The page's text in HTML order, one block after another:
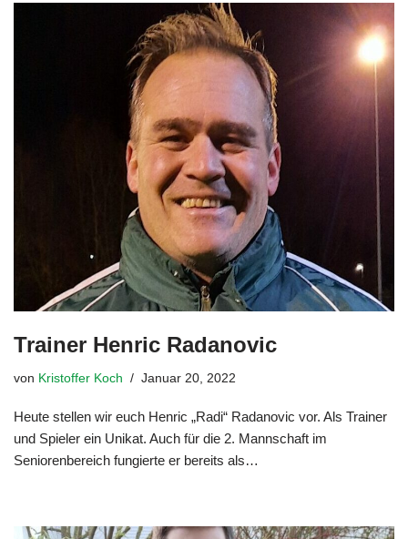
Trainer Henric Radanovic
von Kristoffer Koch Januar 20, 2022
Heute stellen wir euch Henric „Radi“ Radanovic vor. Als Trainer
und Spieler ein Unikat. Auch für die 2. Mannschaft im
Seniorenbereich fungierte er bereits als…